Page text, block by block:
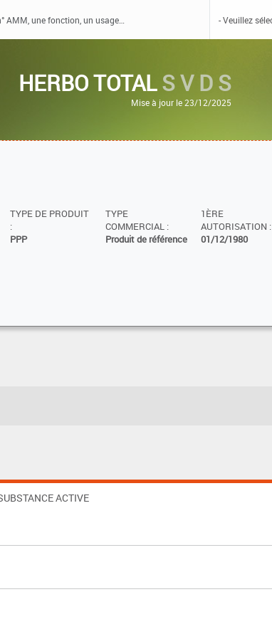
HERBO TOTALS V D S
Mise à jour le 23/12/2025
TYPE DE PRODUIT
:
PPP
TYPE
COMMERCIAL :
Produit de référence
1ÈRE
AUTORISATION :
01/12/1980
ACTIVE